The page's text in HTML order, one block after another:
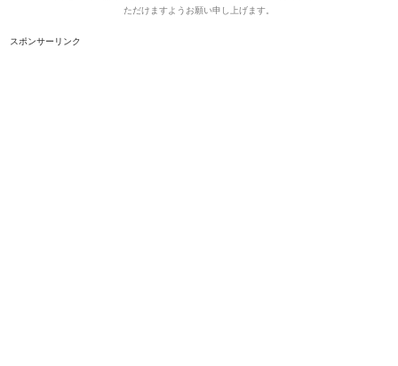
ただけますようお願い申し上げます。
スポンサーリンク